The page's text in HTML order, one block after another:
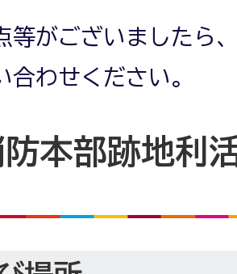
等がございましたら
合わせください。
本部跡地利